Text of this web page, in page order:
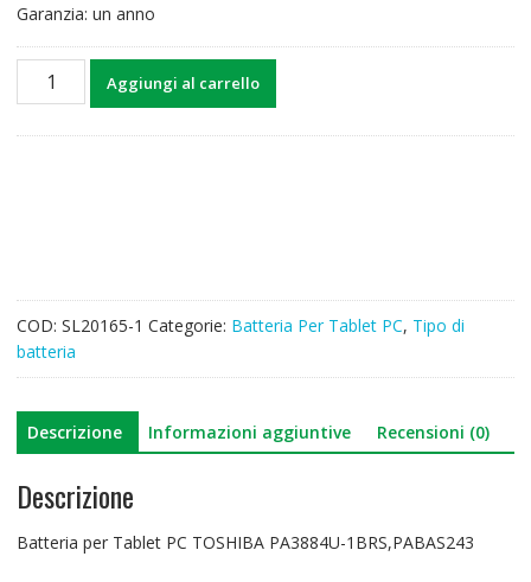
Garanzia: un anno
Batteria
Aggiungi al carrello
COD: SL20165-1 Categorie: Batteria Per Tablet PC, Tipo di
batteria
Descrizione Informazioni aggiuntive Recensioni (0)
Descrizione
Batteria per Tablet PC TOSHIBA PA3884U-1BRS,PABAS243